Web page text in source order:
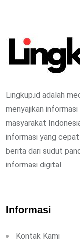
Lingkup.id adalah
menyajikan
masyarakat
informasi yang cepat
berita dari sudut
informasi digital.
Informasi
Kontak Kami